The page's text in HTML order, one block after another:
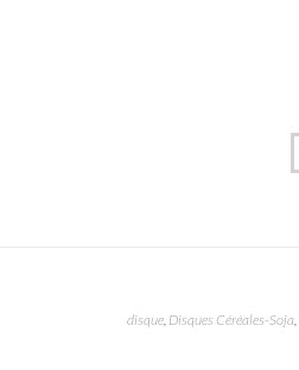
disque Disques Céréales-Soja